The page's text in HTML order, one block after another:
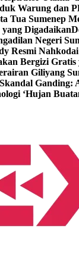
Warung dan
Tua Sumenep
Digadaikan
Negeri
Resmi Nahkodai
Bergizi
Giliyang
Ganding:
‘Hujan